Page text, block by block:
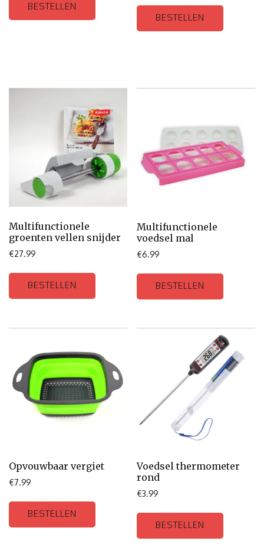
BESTELLEN
BESTELLEN
Multifunctionele
groenten vellen snijder
€27.99
BESTELLEN
Multifunctionele
voedsel mal
€6.99
BESTELLEN
Opvouwbaar vergiet
€7.99
BESTELLEN
Voedsel thermometer
rond
€3.99
BESTELLEN